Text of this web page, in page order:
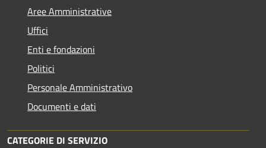
Aree Amministrative
Uffici
Enti e fondazioni
Politici
Personale Amministrativo
Documenti e dati
CATEGORIE DI SERVIZIO